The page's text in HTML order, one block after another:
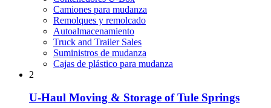
Camiones para mudanza
Remolques y remolcado
Autoalmacenamiento
Truck and Trailer Sales
Suministros de mudanza
Cajas de plástico para mudanza
2
U-Haul Moving & Storage of Tule Springs